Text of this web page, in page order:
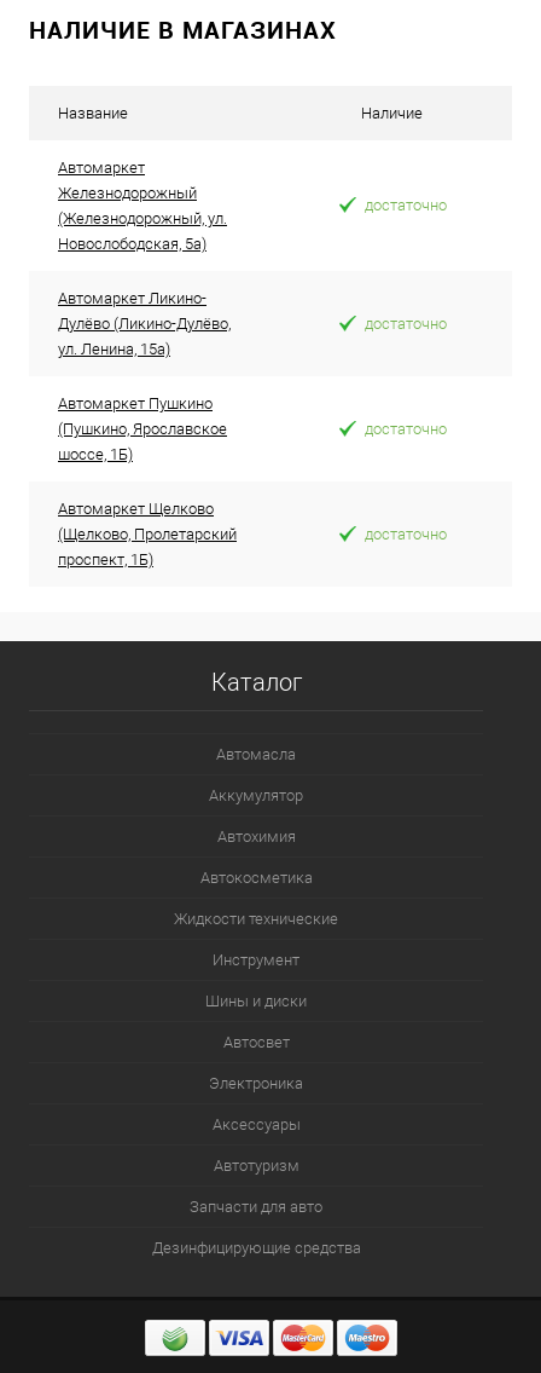
НАЛИЧИЕ В МАГАЗИНАХ
Название Наличие
Автомаркет
Железнодорожный
(Железнодорожный, ул.
Новослободская, 5а)
достаточно
Автомаркет Ликино-
Дулёво (Ликино-Дулёво,
ул. Ленина, 15а)
достаточно
Автомаркет Пушкино
(Пушкино, Ярославское
шоссе, 1Б)
достаточно
Автомаркет Щелково
(Щелково, Пролетарский
проспект, 1Б)
достаточно
Каталог
Автомасла
Аккумулятор
Автохимия
Автокосметика
Жидкости технические
Инструмент
Шины и диски
Автосвет
Электроника
Аксессуары
Автотуризм
Запчасти для авто
Дезинфицирующие средства